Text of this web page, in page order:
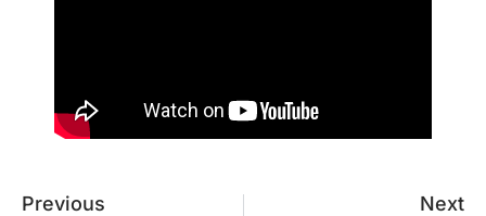
Previous
Next